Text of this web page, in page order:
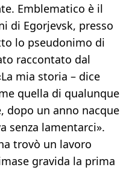
Emblematico è il
di Egorjevsk, presso
lo pseudonimo di
raccontato dal
mia storia – dice
quella di qualunque
dopo un anno nacque
senza lamentarci».
trovò un lavoro
gravida la prima